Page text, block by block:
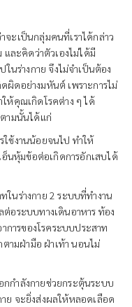
จะเป็นกลุ่มคนที่เราได้กล่าว
และคิดว่าตัวเองไม่ได้มี
นร่างกาย จึงไม่จำเป็นต้อง
ผิดอย่างมหันต์ เพราะการไม่
ให้คุณเกิดโรคต่าง ๆ ได้
ามนั้นได้แก่
ใช้งานน้อยจนไป ทำให้
อ็นหุ้มข้อต่อเกิดการอักเสบได้
ในร่างกาย 2 ระบบที่ทำงาน
อระบบทางเดินอาหาร ท้อง
การของโรคระบบประสาท
ามฝ่ามือ ฝ่าเท้า นอนไม่
กกำลังกายช่วยกระตุ้นระบบ
ย จะยิ่งส่งผลให้หลอดเลือด